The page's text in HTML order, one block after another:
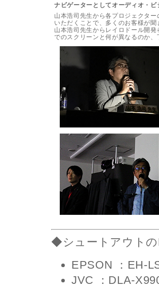
ナビゲーターとしてオーディオ・
山本浩司先生から各プロジェクタ
いただくことで、多くのお客様が聞
山本浩司先生からレイロドール開
でのスクリーンと何が異なるのか
◆シュートアウト
EPSON ：EH-
JVC ：DLA-